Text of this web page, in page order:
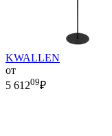
KWALLEN
от
5 61209₽